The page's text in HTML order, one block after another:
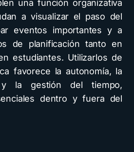
una función organizativa
a visualizar el paso del
eventos importantes y a
de planificación tanto en
estudiantes. Utilizarlos de
favorece la autonomía, la
y la gestión del tiempo,
dentro y fuera del